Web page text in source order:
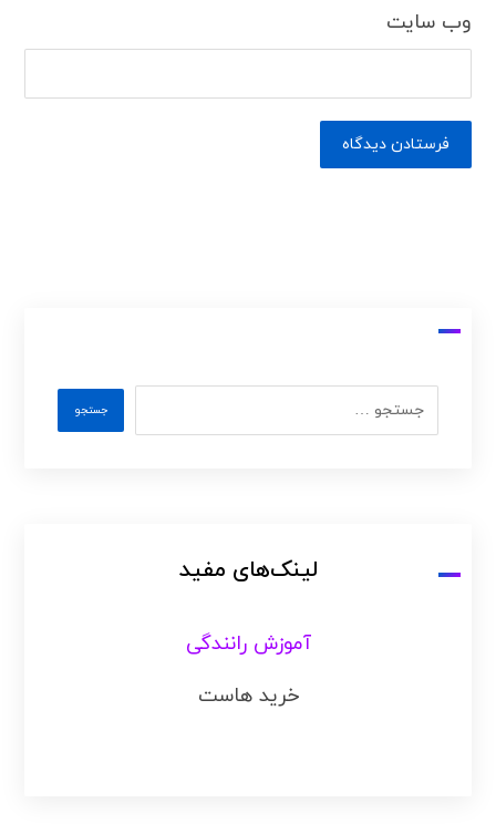
وب‌ سایت
لینک‌های مفید
آموزش رانندگی
خرید هاست